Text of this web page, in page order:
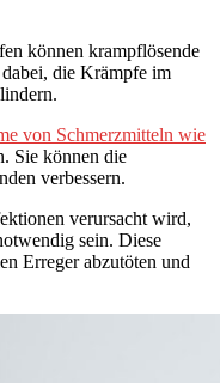
können krampflösende
die Krämpfe im
von Schmerzmitteln wie
Sie können die
verbessern.
verursacht wird,
sein. Diese
Erreger abzutöten und